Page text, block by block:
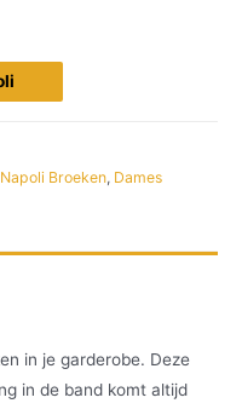
Broeken, Dames
in je garderobe. Deze
in de band komt altijd